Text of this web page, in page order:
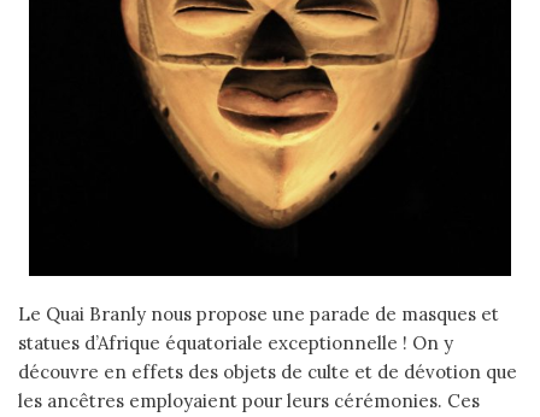
Le Quai Branly nous propose une parade de masques et
statues d’Afrique équatoriale exceptionnelle ! On y
découvre en effets des objets de culte et de dévotion que
les ancêtres employaient pour leurs cérémonies. Ces